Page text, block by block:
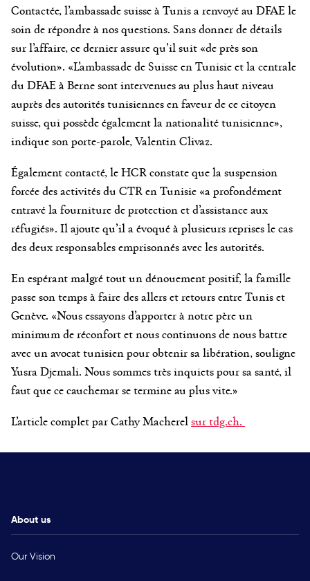
Contactée, l’ambassade suisse à Tunis a renvoyé au DFAE le
soin de répondre à nos questions. Sans donner de détails
sur l’affaire, ce dernier assure qu’il suit «de près son
évolution». «L’ambassade de Suisse en Tunisie et la centrale
du DFAE à Berne sont intervenues au plus haut niveau
auprès des autorités tunisiennes en faveur de ce citoyen
suisse, qui possède également la nationalité tunisienne»,
indique son porte-parole, Valentin Clivaz.
Également contacté, le HCR constate que la suspension
forcée des activités du CTR en Tunisie «a profondément
entravé la fourniture de protection et d’assistance aux
réfugiés». Il ajoute qu’il a évoqué à plusieurs reprises le cas
des deux responsables emprisonnés avec les autorités.
En espérant malgré tout un dénouement positif, la famille
passe son temps à faire des allers et retours entre Tunis et
Genève. «Nous essayons d’apporter à notre père un
minimum de réconfort et nous continuons de nous battre
avec un avocat tunisien pour obtenir sa libération, souligne
Yusra Djemali. Nous sommes très inquiets pour sa santé, il
faut que ce cauchemar se termine au plus vite.»
L’article complet par Cathy Macherelsur tdg.ch.
About us
Our Vision